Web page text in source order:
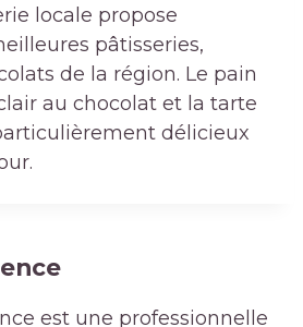
locale propose
pâtisseries,
de la région. Le pain
au chocolat et la tarte
délicieux
est une professionnelle